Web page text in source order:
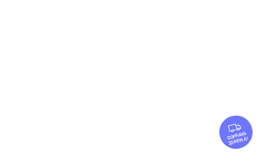
Z
D
A
ZDARMA